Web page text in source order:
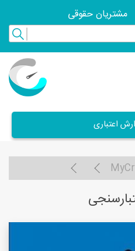
مشتریان حقوقی
اعتباری